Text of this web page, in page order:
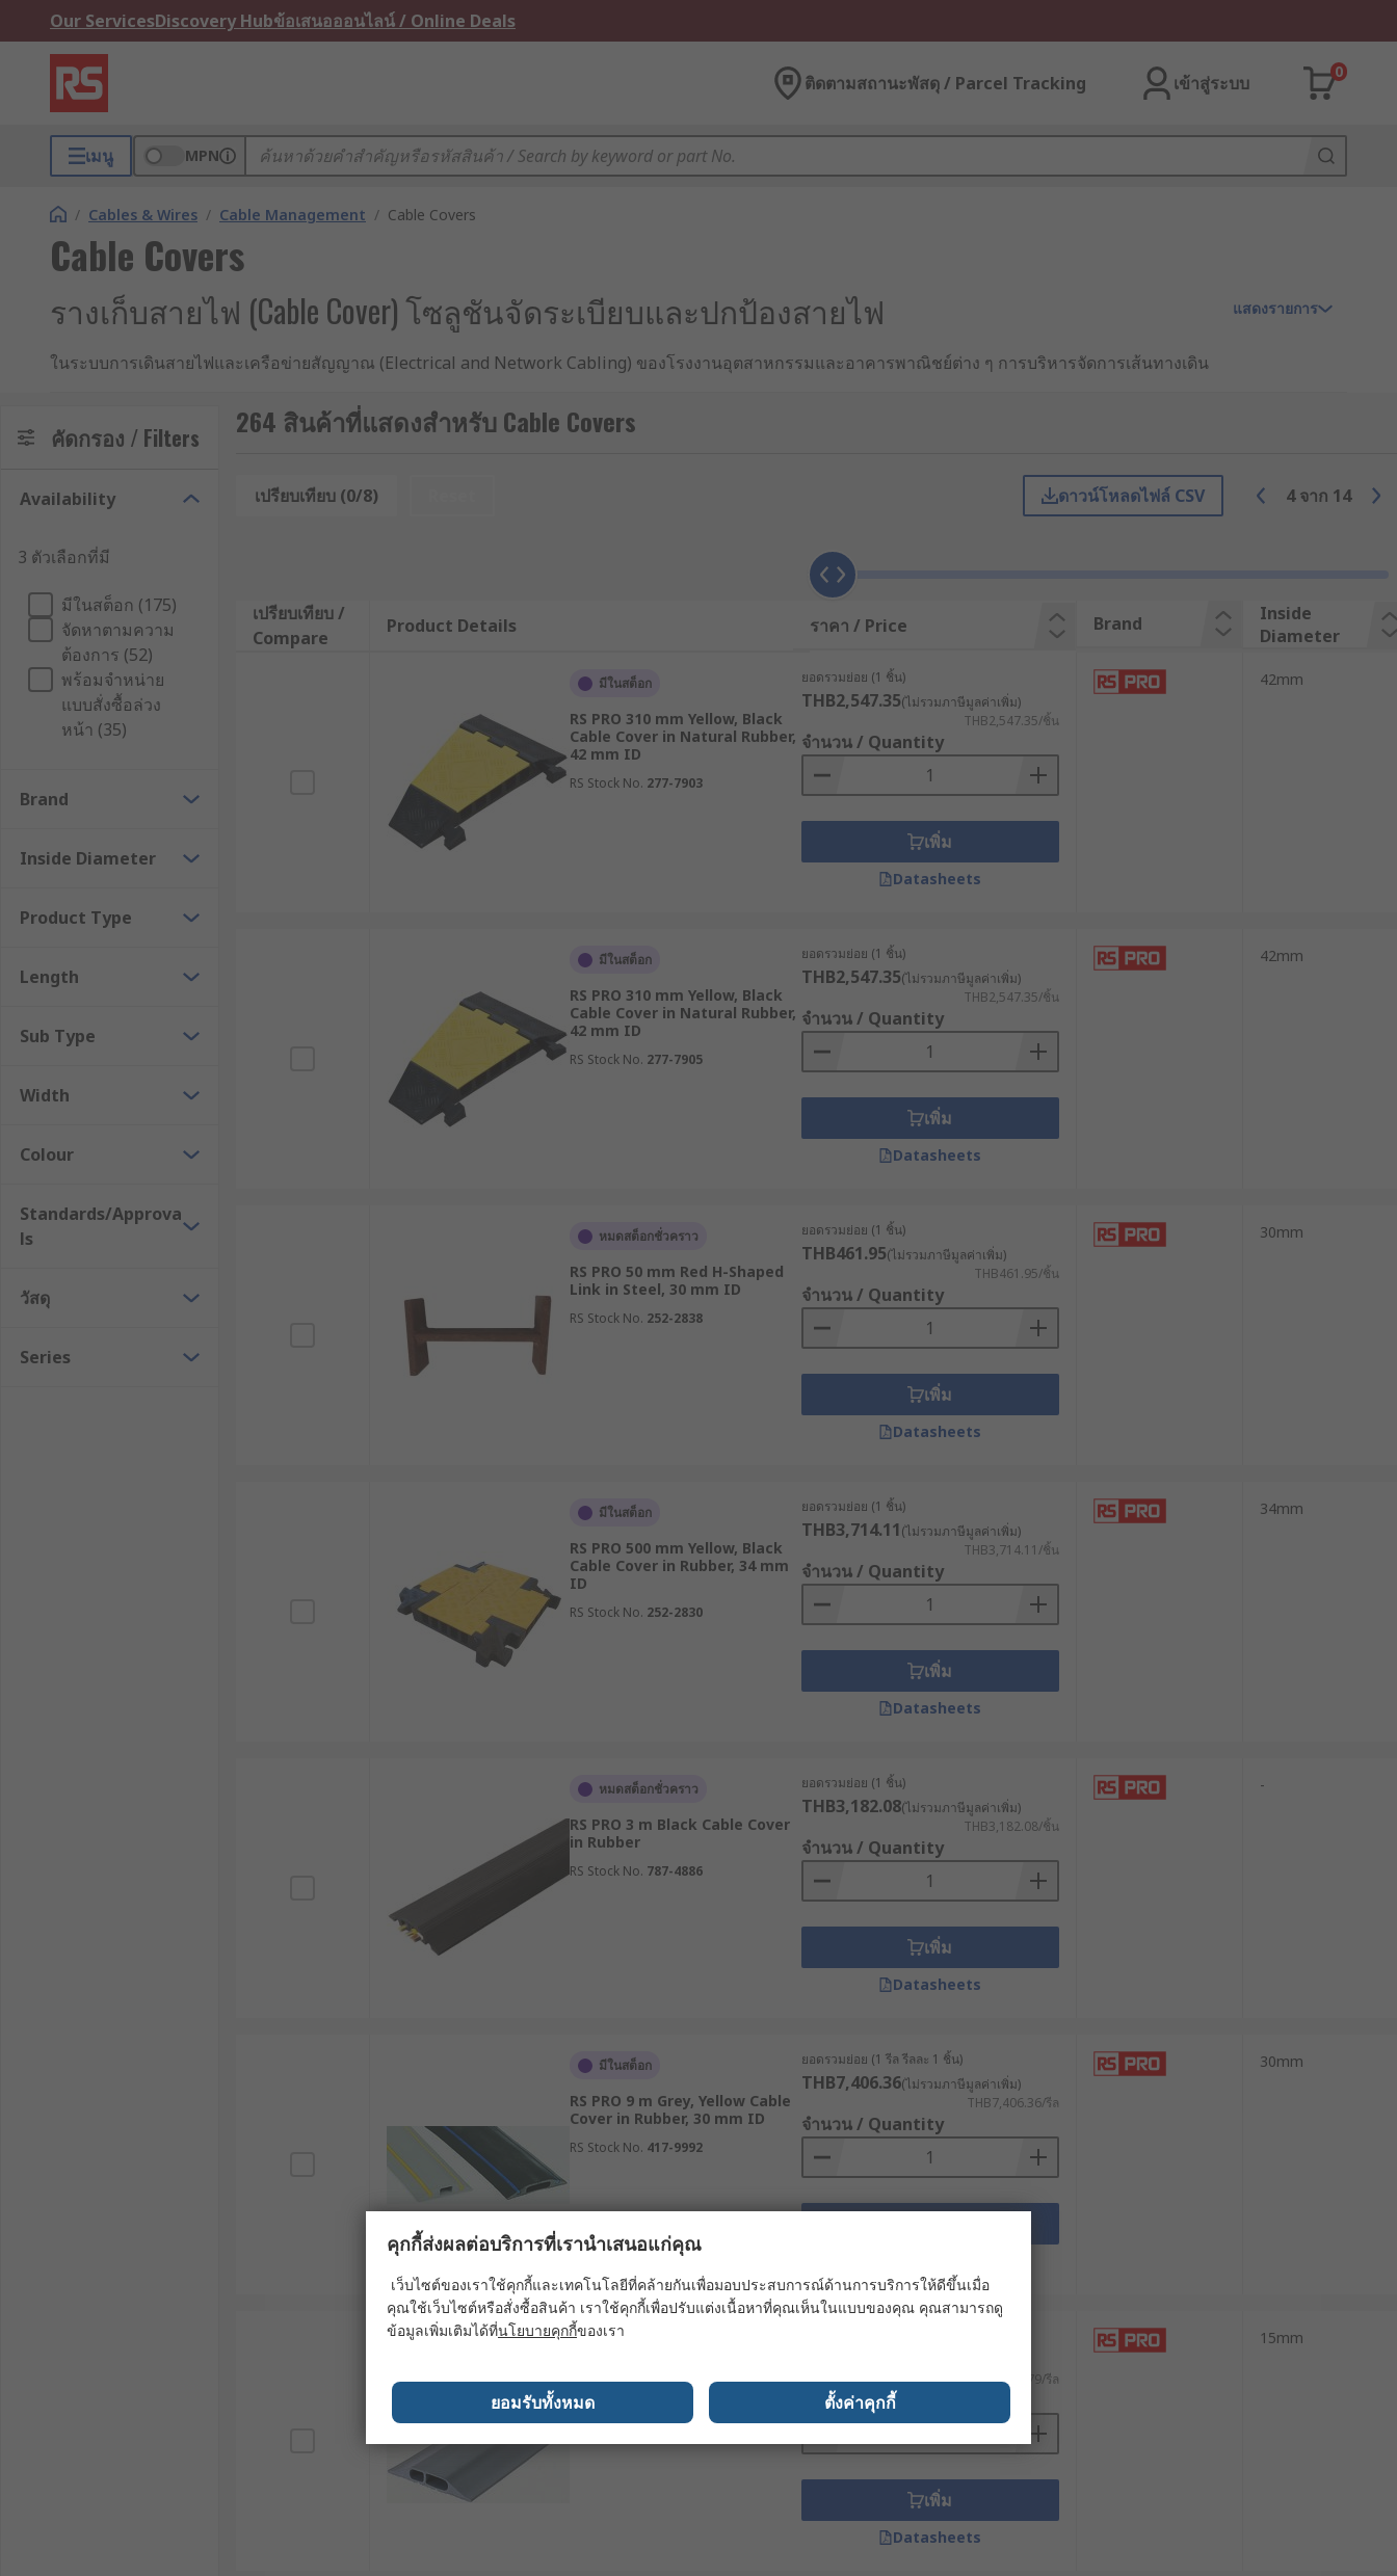
Our ServicesDiscovery Hubข้อเสนอออนไลน์ / Online Deals
ติดตามสถานะพัสดุ / Parcel Tracking เข้าสู่ระบบ
0
เมนู MPN
/ Cables & Wires / Cable Management / Cable Covers
Cable Covers
รางเก็บสายไฟ (Cable Cover) โซลูชันจัดระเบียบและปกป้องสายไฟ
ในระบบการเดินสายไฟและเครือข่ายสัญญาณ (Electrical and Network Cabling) ของโรงงานอุตสาหกรรมและอาคารพาณิชย์ต่าง ๆ การบริหารจัดการเส้นทางเดิน
ผนังและรางเก็บสายไฟแบบวางพื้น ซึ่งเป็นอุปกรณ์ที่ออกแบบมาเพื่อครอบป้องกันสายไฟที่เปลือยเปล่าและรองรับแรงกระแทกโดยเฉพาะ การเลือกใช้รางเก็บสายไฟที่
ได้มาตรฐาน จะช่วยเพิ่มความปลอดภัยในพื้นที่ปฏิบัติงาน ลดความเสี่ยงจากอุบัติเหตุการสะดุดล้ม และยืดอายุการใช้งานของระบบสายไฟได้อย่างมาก
รางเก็บสายไฟ (Cable Cover) คืออะไร ?
รางเก็บสายไฟ (Cable Cover) คืออุปกรณ์ที่ออกแบบมาเพื่อใช้บริหารจัดการและปกป้องสายไฟ สายเคเบิล หรือสายสัญญาณในสภาพแวดล้อมต่าง ๆ ทำหน้าที่เป็น
เกราะป้องกันทางกายภาพ ช่วยซ่อนสายไฟที่เปลือยเปล่าให้พ้นจากสายตาและการสัมผัสโดยตรง โดยทั่วไปอุปกรณ์เหล่านี้มักผลิตจากวัสดุที่มีความยืดหยุ่นและทนทาน
เช่น ยาง หรือพลาสติก
ลักษณะโครงสร้างของรางเก็บสายไฟจะมีช่องหรือร่องตรงกลางสำหรับวางสายไฟเข้าไป และมักมาพร้อมกับฝาปิดแบบบานพับหรือฝาแบบถอดได้ เพื่อให้ง่ายต่อการติด
ตั้งและซ่อมบำรุงในอนาคต มีให้เลือกหลายขนาดและหลายความยาวเพื่อรองรับปริมาณและประเภทของสายไฟที่แตกต่างกัน
หลักการทำงานของรางเก็บสายไฟ
หลักการทำงานของรางเก็บสายไฟนั้นเรียบง่ายแต่เปี่ยมไปด้วยประสิทธิภาพ โดยอาศัยการสร้างชั้นปกป้องทางกายภาพครอบทับสายไฟเอาไว้ เมื่อนำสายไฟจัดเรียงลง
ในร่องของรางแล้วปิดฝา ตัวรางจะทำหน้าที่รับแรงกระแทก แรงกดทับ และป้องกันสายไฟจากปัจจัยภายนอก
สำหรับรางเก็บสายไฟติดผนังจะใช้การยึดติดกับกำแพงด้วยกาวสองหน้าหรือการเจาะยึดด้วยสกรู เพื่อดึงสายไฟให้พ้นจากทางเดินและป้องกันการพันกัน ส่วนรางเก็บ
สายไฟแบบวางพื้นจะใช้การวางแนบไปกับพื้นผิว โดยออกแบบให้มีลักษณะลาดเอียง เพื่อลดความเสี่ยงในการสะดุดล้ม และช่วยให้รถเข็นหรือผู้คนสามารถเดินข้ามผ่าน
ประเภทของ Cable Cover ที่นิยมใช้งาน
ในท้องตลาดมีการจำหน่ายรางเก็บสายไฟหลากหลายรูปแบบ โดยสามารถแบ่งเป็นประเภทหลัก ๆ ได้ตามระดับความทนทานและรูปแบบการติดตั้ง ดังนี้
รางเก็บสายไฟสำหรับงานหนัก (Heavy Duty Cable Protection)
ออกแบบมาเพื่อความทนทานสูงสุด มักใช้ในคลังสินค้า ลานจอดรถ หรือโรงงานอุตสาหกรรมที่ต้องมีการนำยานพาหนะขับผ่านสายไฟ สามารถรับน้ำหนักได้มาก
ตัวอย่างที่เห็นได้ชัดคือยางครอบสายไฟ (Rubber Cable Cover Strip) ที่ทนต่อแรงกระแทกได้ดี และรางเหล็กเก็บสายไฟที่เน้นโครงสร้างแข็งแกร่งเป็นพิเศษ มักมีแถบ
เหมาะสำหรับการใช้งานในร่ม เช่น สำนักงาน ห้องเซิร์ฟเวอร์ หรือพื้นที่ที่มีสายไฟจำนวนมากแต่ไม่มีการใช้ยานพาหนะหนักขับผ่าน ที่นิยมมากที่สุดคือรางเก็บสายไฟ
แบบ PVC ซึ่งมีน้ำหนักเบา ตัดต่อได้ง่าย และมีดีไซน์แบบ Snap-fit ที่ประกบเข้าหากันได้ทันที
รางเก็บสายไฟแบ่งตามรูปแบบการติดตั้ง
รางเก็บสายไฟติดผนัง (Cable Cover Strip) : เน้นการเดินสายไฟแนวดิ่งหรือแนวนอนตามแนวกำแพง ช่วยให้ห้องดูสะอาดตา
รางเก็บสายไฟติดพื้น (Floor Cable Management) : รางเก็บสายไฟพื้นเป็นรูปแบบที่ใช้ปกป้องสายเคเบิลที่ต้องลากผ่านพื้นทางเดิน ป้องกันการสะดุดล้มได้อย่าง
เพื่อให้การบริหารจัดการสายไฟในพื้นที่การปฏิบัติงานเกิดประสิทธิภาพสูงสุด ฝ่ายจัดซื้อควรพิจารณาปัจจัยเหล่านี้ก่อนตัดสินใจเลือกสินค้า Cable Cover
สถานที่ติดตั้งและสภาพแวดล้อม : หากเป็นการใช้งานกลางแจ้ง ลานจอดรถ หรือคลังสินค้า ควรเลือกแบบ Heavy Duty หรือ Rubber Cable Cover แต่หากใช้
งานในออฟฟิศทั่วไป การใช้รางเก็บสายไฟแบบ PVC หรือ รางเก็บสายไฟติดผนังก็เพียงพอแล้ว
ปริมาณและขนาดของสายไฟ : ควรคำนวณจำนวนเส้นและขนาดเส้นผ่านศูนย์กลางของสายไฟทั้งหมดรวมกัน และเลือกรางที่มีช่องว่าง (Channel Capacity)
การรับน้ำหนัก : สำหรับรางเก็บสายไฟแบบวางพื้นต้องประเมินว่ามีเพียงคนเดินผ่าน หรือมีรถเข็น รถฟอร์กลิฟต์ขับผ่าน เพื่อเลือกวัสดุที่ทนทานต่อแรงกดทับได้
มาตรฐานการป้องกันและสภาพแวดล้อม : รางเก็บสายไฟบางรุ่นได้รับการออกแบบให้ทนทานต่อน้ำ ฝุ่นละออง หรือรังสี UV ซึ่งเป็นสเปกที่สำคัญอย่างยิ่งสำหรับ
การติดตั้งใช้งานกลางแจ้งหรือในสภาพแวดล้อมทางอุตสาหกรรมที่สมบุกสมบัน
พื้นผิวป้องกันการลื่นไถล : การออกแบบพื้นผิวให้มีคุณสมบัติกันลื่น จะช่วยเพิ่มความปลอดภัยเมื่อต้องติดตั้งในบริเวณทางเดินเท้าหรือพื้นที่สาธารณะ โดยเฉพาะ
ในสภาพแวดล้อมที่มีความชื้นหรือมีผู้คนสัญจรพลุกพล่าน
คุณสมบัติการทนไฟและมาตรฐานวัสดุ : ควรพิจารณาเลือกใช้วัสดุที่ผ่านมาตรฐานการต้านทานลามไฟ (Flame-Retardant) ซึ่งเป็นข้อกำหนดที่สำคัญสำหรับ
การปฏิบัติตามมาตรฐานความปลอดภัยในอาคารพาณิชย์และอาคารสาธารณะ
ความยืดหยุ่นและการต่อขยาย : รางเก็บสายไฟแบบโมดูลาร์ช่วยให้สามารถนำตัวรางหลาย ๆ ชิ้นมาเชื่อมต่อหรือต่อขยายความยาวได้ตามต้องการ ทำให้มีความ
หรือแก้ไขดัดแปลงได้ทันที ช่วยลดระยะเวลาในการซ่อมบำรุงและลดการหยุดชะงักของการทำงานได้อย่างมีประสิทธิภาพ
ตัวอย่างการใช้งาน Cable Cover ในอุตสาหกรรมต่าง ๆ
Cable Cover นิยมนำมาใช้งานอย่างแพร่หลายในหลากหลายภาคส่วน เพื่อความปลอดภัยและความเป็นระเบียบเรียบร้อย ได้แก่
สำนักงานและห้องประชุม (Offices & Conference Rooms) : นิยมใช้ Floor Cable Management เพื่อเก็บสาย LAN, สายจอโปรเจกเตอร์ หรือสายไฟคอมพิวเตอร์
ที่ลากผ่านกลางห้องประชุม เพื่อความเป็นระเบียบ ป้องกันพนักงานสะดุดล้ม และเพื่อภาพลักษณ์ที่เป็นมืออาชีพ
โรงงานและคลังสินค้า (Manufacturing & Warehouses) : ใช้รางเก็บสายไฟเกรดอุตสาหกรรม เพื่อปกป้องสายไฟของเครื่องจักรหนักจากรถฟอร์กลิฟต์ และใช้
งานจัดแสดงสินค้าและเวทีคอนเสิร์ต (Trade Shows & Stages) : พื้นที่เหล่านี้มักมีการเดินสายเครื่องเสียงและระบบไฟชั่วคราวบนพื้น การใช้รางเก็บสายไฟพื้น
สถานบันเทิงและพื้นที่สาธารณะ (Entertainment Venues) : ช่วยซ่อนสายไฟและสายเคเบิลเพื่อความสวยงาม เป็นระเบียบ และลดความเสี่ยงที่สายไฟจะถูกดึง
เลือกซื้อรางเก็บสายไฟ (Cable Cover) เกรดอุตสาหกรรม รับประกันคุณภาพสูงได้ที่ RS
หากคุณกำลังมองหาโซลูชันเพื่อการจัดการสายไฟ ทั้งรางเก็บสายไฟติดผนังและรางเก็บสายไฟแบบวางพื้น ที่ RS เราคือศูนย์รวมอุปกรณ์จัดเก็บและปกป้องสายไฟ
(Cable Management) มาตรฐานระดับสากล ครอบคลุมทุกวัสดุ ทั้งรางเหล็กเก็บสายไฟ, รางเก็บสายไฟแบบ PVC ตลอดจนยางครอบสายไฟอุตสาหกรรมจากแบรนด์
แสดงรายการ
คัดกรอง / Filters
Availability
3 ตัวเลือกที่มี
มีในสต็อก (175)
จัดหาตามความ
ต้องการ (52)
พร้อมจำหน่าย
แบบสั่งซื้อล่วง
หน้า (35)
Brand
Inside Diameter
Product Type
Length
Sub Type
Width
Colour
Standards/Approva
ls
วัสดุ
Series
264 สินค้าที่แสดงสำหรับ Cable Covers
เปรียบเทียบ (0/8) ดาวน์โหลดไฟล์ CSV 4 จาก 14
เปรียบเทียบ /
Compare
Product Details ราคา / Price Brand
Inside
Diameter
มีในสต็อก
RS PRO 310 mm Yellow, Black
Cable Cover in Natural Rubber,
42 mm ID
RS Stock No. 277-7903
ยอดรวมย่อย (1 ชิ้น)
THB2,547.35(ไม่รวมภาษีมูลค่าเพิ่ม)
THB2,547.35/ชิ้น
จำนวน / Quantity
เพิ่ม
Datasheets
42mm
มีในสต็อก
RS PRO 310 mm Yellow, Black
Cable Cover in Natural Rubber,
42 mm ID
RS Stock No. 277-7905
ยอดรวมย่อย (1 ชิ้น)
THB2,547.35(ไม่รวมภาษีมูลค่าเพิ่ม)
THB2,547.35/ชิ้น
จำนวน / Quantity
เพิ่ม
Datasheets
42mm
หมดสต็อกชั่วคราว
RS PRO 50 mm Red H-Shaped
Link in Steel, 30 mm ID
RS Stock No. 252-2838
ยอดรวมย่อย (1 ชิ้น)
THB461.95(ไม่รวมภาษีมูลค่าเพิ่ม)
THB461.95/ชิ้น
จำนวน / Quantity
เพิ่ม
Datasheets
30mm
มีในสต็อก
RS PRO 500 mm Yellow, Black
Cable Cover in Rubber, 34 mm
ID
RS Stock No. 252-2830
ยอดรวมย่อย (1 ชิ้น)
THB3,714.11(ไม่รวมภาษีมูลค่าเพิ่ม)
THB3,714.11/ชิ้น
จำนวน / Quantity
เพิ่ม
Datasheets
34mm
หมดสต็อกชั่วคราว
RS PRO 3 m Black Cable Cover
in Rubber
RS Stock No. 787-4886
ยอดรวมย่อย (1 ชิ้น)
THB3,182.08(ไม่รวมภาษีมูลค่าเพิ่ม)
THB3,182.08/ชิ้น
จำนวน / Quantity
เพิ่ม
Datasheets
-
มีในสต็อก
RS PRO 9 m Grey, Yellow Cable
Cover in Rubber, 30 mm ID
RS Stock No. 417-9992
ยอดรวมย่อย (1 รีล รีลละ 1 ชิ้น)
THB7,406.36(ไม่รวมภาษีมูลค่าเพิ่ม)
THB7,406.36/รีล
จำนวน / Quantity
30mm
มีในสต็อก
RS PRO 3 m Grey Cable Cover in
Rubber, 15 mm ID
RS Stock No.298-3474
THB1,943.79/รีล
จำนวน / Quantity
เพิ่ม
Datasheets
15mm
คุกกี้ส่งผลต่อบริการที่เรานำเสนอแก่คุณ
เว็บไซต์ของเราใช้คุกกี้และเทคโนโลยีที่คล้ายกันเพื่อมอบประสบการณ์ด้านการบริการให้ดีขึ้นเมื่อ
คุณใช้เว็บไซต์หรือสั่งซื้อสินค้า เราใช้คุกกี้เพื่อปรับแต่งเนื้อหาที่คุณเห็นในแบบของคุณ คุณสามารถดู
ข้อมูลเพิ่มเติมได้ที่นโยบายคุกกี้ของเรา
ยอมรับทั้งหมด ตั้งค่าคุกกี้